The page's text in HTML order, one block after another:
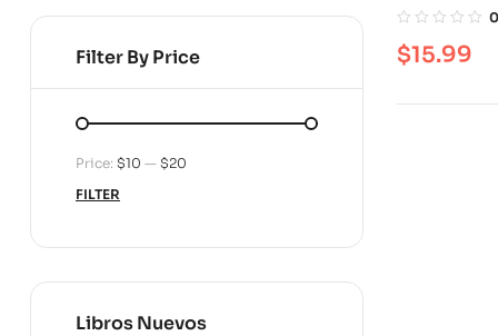
por la
0
$15.99
Filter By Price
FILTER
Price: $10 — $20
Libros Nuevos